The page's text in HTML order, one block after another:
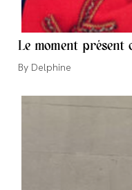
Le moment présent
Auteur/autrice
la
Delphine